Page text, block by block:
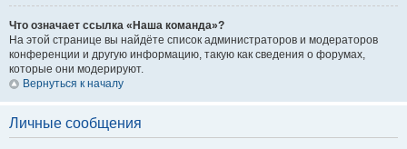
Что означает ссылка «Наша команда»?
На этой странице вы найдёте список администраторов и модераторов
конференции и другую информацию, такую как сведения о форумах,
которые они модерируют.
Вернуться к началу
Личные сообщения